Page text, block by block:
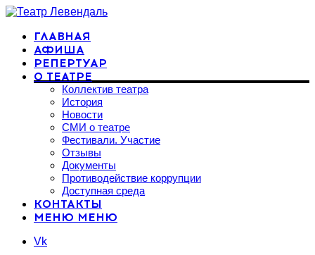
ГЛАВНАЯ
АФИША
РЕПЕРТУАР
О ТЕАТРЕ
Коллектив театра
История
Новости
СМИ о театре
Фестивали. Участие
Отзывы
Документы
Противодействие коррупции
Доступная среда
КОНТАКТЫ
МЕНЮ МЕНЮ
Vk